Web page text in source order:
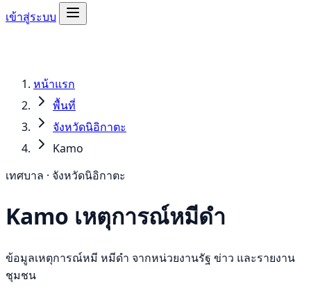
เข้าสู่ระบบ
หน้าแรก
พื้นที่
จังหวัดนิอิกาตะ
Kamo
เทศบาล · จังหวัดนิอิกาตะ
Kamo เหตุการณ์หมีดำ
ข้อมูลเหตุการณ์หมี หมีดำ จากหน่วยงานรัฐ ข่าว และรายงาน
ชุมชน